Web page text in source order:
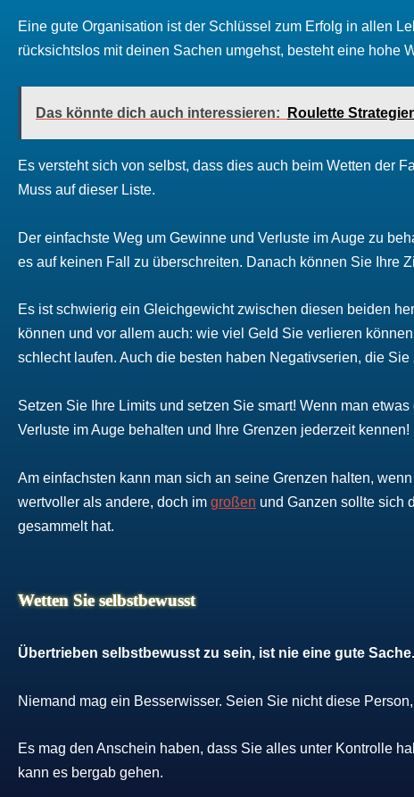
Eine gute Organisation ist der Schlüssel zum Erfolg in allen
rücksichtslos mit deinen Sachen umgehst, besteht eine hohe
Das könnte dich auch interessieren: Roulette
Es versteht sich von selbst, dass dies auch beim Wetten der
Muss auf dieser Liste.
Der einfachste Weg um Gewinne und Verluste im Auge zu
es auf keinen Fall zu überschreiten. Danach können Sie Ihre
Es ist schwierig ein Gleichgewicht zwischen diesen beiden
können und vor allem auch: wie viel Geld Sie verlieren
schlecht laufen. Auch die besten haben Negativserien, die
Setzen Sie Ihre Limits und setzen Sie smart! Wenn man
Verluste im Auge behalten und Ihre Grenzen jederzeit kennen!
Am einfachsten kann man sich an seine Grenzen halten,
wertvoller als andere, doch im großen und Ganzen sollte sich
gesammelt hat.
Wetten Sie selbstbewusst
Übertrieben selbstbewusst zu sein, ist nie eine gute Sache.
Niemand mag ein Besserwisser. Seien Sie nicht diese
Es mag den Anschein haben, dass Sie alles unter Kontrolle
kann es bergab gehen.